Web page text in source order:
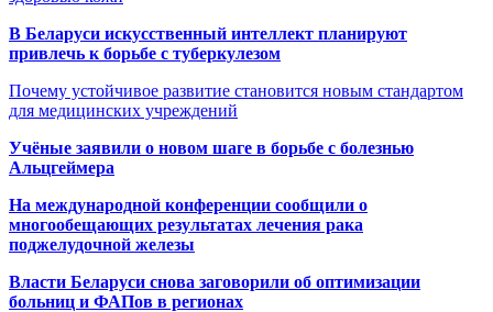
В Беларуси искусственный интеллект планируют
привлечь к борьбе с туберкулезом
Почему устойчивое развитие становится новым стандартом
для медицинских учреждений
Учёные заявили о новом шаге в борьбе с болезнью
Альцгеймера
На международной конференции сообщили о
многообещающих результатах лечения рака
поджелудочной железы
Власти Беларуси снова заговорили об оптимизации
больниц и ФАПов в регионах